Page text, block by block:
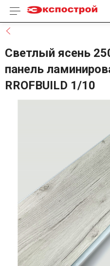
Каталог товаров
Светлый ясень
панель
RROFBUILD 1/10